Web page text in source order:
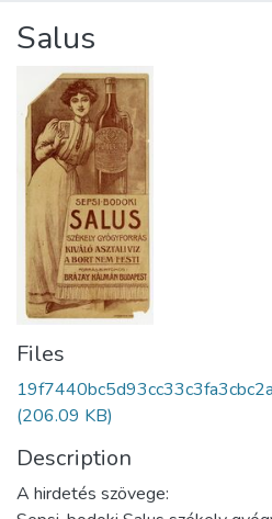
Statistics
About us
Salus
Files
(206.09 KB)
Description
A hirdetés szövege: